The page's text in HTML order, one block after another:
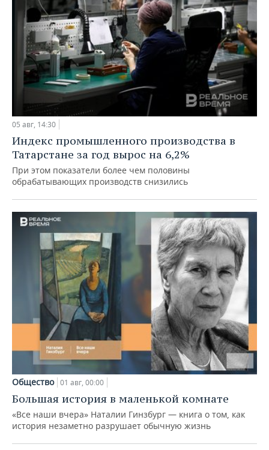
05 авг, 14:30
Индекс промышленного производства в
Татарстане за год вырос на 6,2%
При этом показатели более чем половины
обрабатывающих производств снизились
Общество 01 авг, 00:00
Большая история в маленькой комнате
«Все наши вчера» Наталии Гинзбург — книга о том, как
история незаметно разрушает обычную жизнь